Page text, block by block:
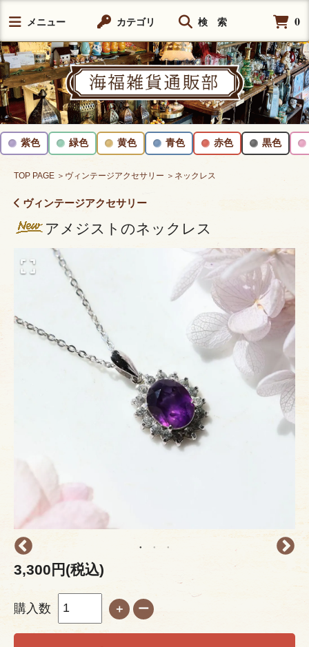
メニュー カテゴリ 検 索 0
紫色 緑色 黄色 青色 赤色 黒色
TOP PAGE ＞ヴィンテージアクセサリー ＞ネックレス
ヴィンテージアクセサリー
アメジストのネックレス
3,300円(税込)
購入数 ＋ ー